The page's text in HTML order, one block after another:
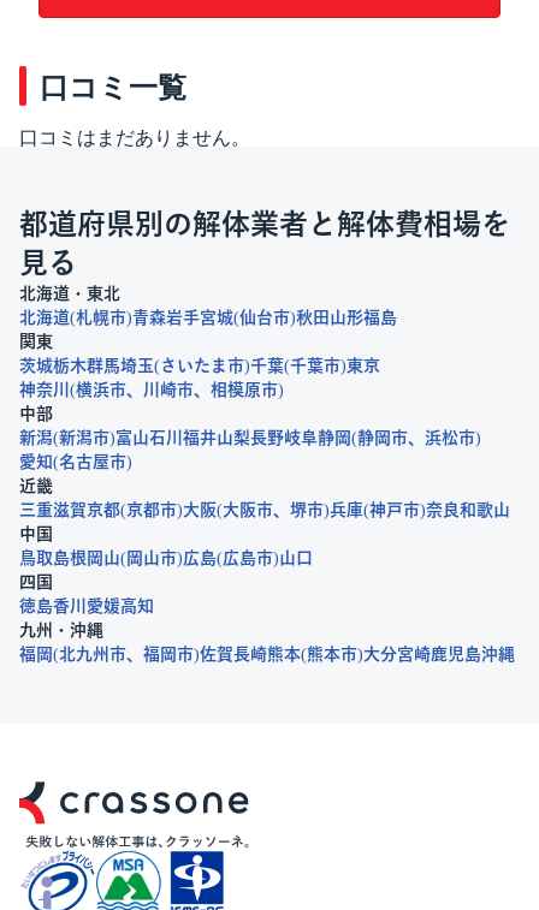
口コミ一覧
口コミはまだありません。
都道府県別の解体業者と解体費相場を
見る
北海道・東北
北海道 札幌市 青森岩手宮城 仙台市 秋田 山形福島
関東
茨城栃木群馬埼玉 さいたま市 千葉 千葉市 東京
神奈川
横浜市 川崎市
相模原市
中部
新潟 新潟市 富山石川 福井山梨長野岐阜静岡 静岡市
浜松市
愛知 名古屋市
近畿
三重滋賀京都 京都市 大阪 大阪市 堺市 兵庫 神戸市 奈良和歌山
中国
鳥取 島根 岡山 岡山市 広島 広島市 山口
四国
徳島香川 愛媛高知
九州・沖縄
福岡 北九州市 福岡市 佐賀長崎熊本 熊本市 大分宮崎鹿児島沖縄